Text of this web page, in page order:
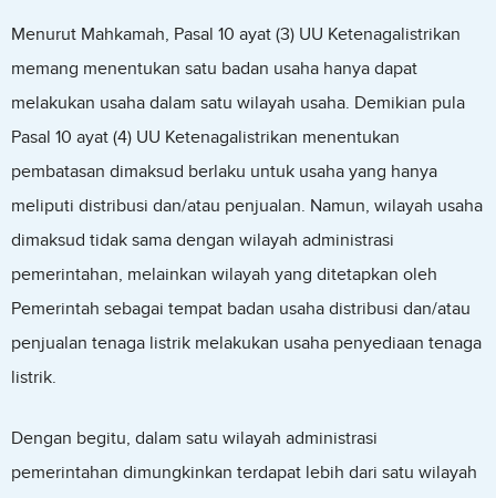
Menurut Mahkamah, Pasal 10 ayat (3) UU Ketenagalistrikan
memang menentukan satu badan usaha hanya dapat
melakukan usaha dalam satu wilayah usaha. Demikian pula
Pasal 10 ayat (4) UU Ketenagalistrikan menentukan
pembatasan dimaksud berlaku untuk usaha yang hanya
meliputi distribusi dan/atau penjualan. Namun, wilayah usaha
dimaksud tidak sama dengan wilayah administrasi
pemerintahan, melainkan wilayah yang ditetapkan oleh
Pemerintah sebagai tempat badan usaha distribusi dan/atau
penjualan tenaga listrik melakukan usaha penyediaan tenaga
listrik.
Dengan begitu, dalam satu wilayah administrasi
pemerintahan dimungkinkan terdapat lebih dari satu wilayah